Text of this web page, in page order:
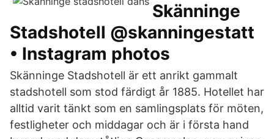
Skänninge
Stadshotell @skanningestatt
• Instagram photos
Skänninge Stadshotell är ett anrikt gammalt
stadshotell som stod färdigt år 1885. Hotellet har
alltid varit tänkt som en samlingsplats för möten,
festligheter och middagar och är i första hand